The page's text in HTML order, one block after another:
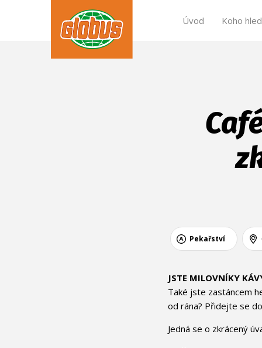
Úvod Koho
Pekařství
JSTE MILOVNÍKY
Také jste zastáncem
od rána? Přidejte se
Jedná se o zkrácený